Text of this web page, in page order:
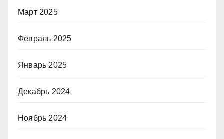
Март 2025
Февраль 2025
Январь 2025
Декабрь 2024
Ноябрь 2024